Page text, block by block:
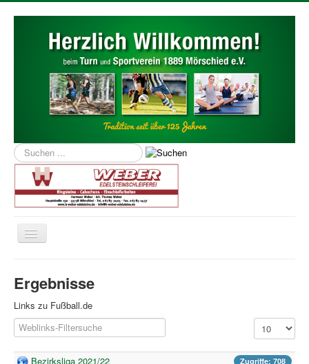
Suchen
...
Navigation
an/aus
Über uns
Laufen
Links
Ergebnisse
Links zu Fußball.de
Filterfeld
Anzeige #
Zugriffe: 708
Bezirksliga 2021/22